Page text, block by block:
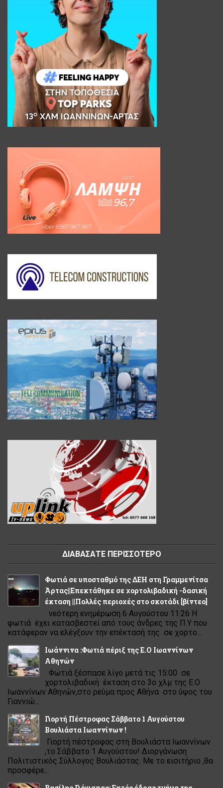
ΔΙΑΒΑΣΑΤΕ ΠΕΡΙΣΣΟΤΕΡΟ
Φωτιά σε υποσταθμό της ΔΕΗ στη Γραμμενίτσα
Άρτας||Επεκτάθηκε σε χορτολιβαδική -δασική
έκταση ||Πολλές περιοχές στο σκοτάδι [βίντεο]
νεότερη ενημέρωση 6 Αυγούστου 11:26 Η
φωτιά έχει κατασβεστεί από τους άνδρες της Π.Υ που
κατάφεραν να ελέγξουν την επέκτασή της σε χορτο...
Ιωάννινα :Φωτιά πέριξ της Ε.Ο Ιωαννίνων
Αθηνών
Φωτιά ξέσπασε λίγο μετά τις 15:00 σε
χορτολιβαδική έκταση στο 3ο χλμ της Ε.Ο
Ιωαννίνων Αθηνών,στο ρεύμα προς Αθήνα στο ύψος του
Γιαννιώ...
Γιορτή Πέστροφας Σάββατο 1 Αυγούστου
Βουλιάστα Ιωαννίνων !
Γιορτή πέστροφας στη Βουλιάστα Ιωαννίνων
,το Σάββατο 1 Αυγούστου! Διοργάνωση
Πολιτιστικός Σύλλογος Βουλιάστας. Με το εισιτήριο ,θα
προσφέρε...